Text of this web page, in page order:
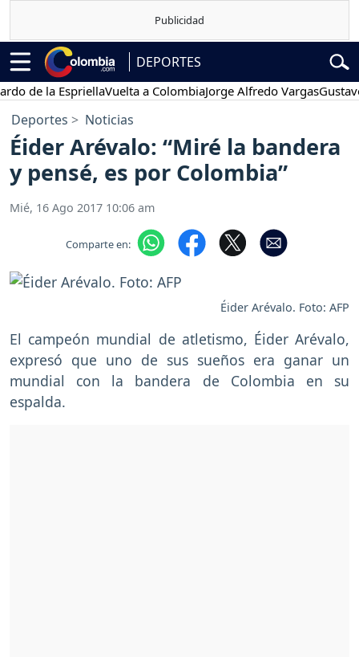
DEPORTES
la EspriellaVuelta a ColombiaJorge Alfredo VargasGustavo
Deportes Noticias
Éider Arévalo: “Miré la bandera
y pensé, es por Colombia”
Mié, 16 Ago 2017 10:06 am
Comparte en:
Éider Arévalo. Foto: AFP
El campeón mundial de atletismo, Éider Arévalo,
expresó que uno de sus sueños era ganar un
mundial con la bandera de Colombia en su
espalda.